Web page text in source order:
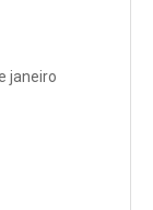
janeiro